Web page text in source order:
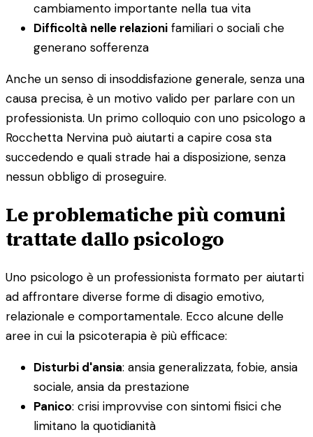
cambiamento importante nella tua vita
Difficoltà nelle relazioni familiari o sociali che
generano sofferenza
Anche un senso di insoddisfazione generale, senza una
causa precisa, è un motivo valido per parlare con un
professionista. Un primo colloquio con uno psicologo a
Rocchetta Nervina può aiutarti a capire cosa sta
succedendo e quali strade hai a disposizione, senza
nessun obbligo di proseguire.
Le problematiche più comuni
trattate dallo psicologo
Uno psicologo è un professionista formato per aiutarti
ad affrontare diverse forme di disagio emotivo,
relazionale e comportamentale. Ecco alcune delle
aree in cui la psicoterapia è più efficace:
Disturbi d'ansia: ansia generalizzata, fobie, ansia
sociale, ansia da prestazione
Panico: crisi improvvise con sintomi fisici che
limitano la quotidianità